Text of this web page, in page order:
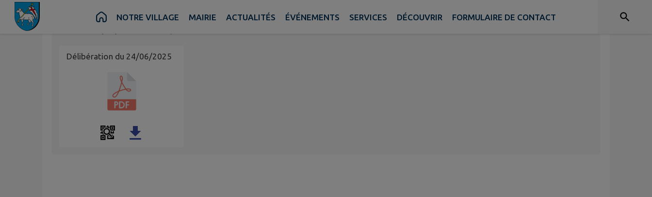
Contenu Recherche Pied de page
NOTRE VILLAGE MAIRIE ACTUALITÉS ÉVÉNEMENTS SERVICES DÉCOUVRIR FORMULAIRE DE CONTACT
Délibération du 24/06/2025